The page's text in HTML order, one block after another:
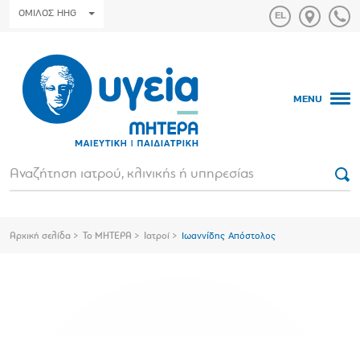
ΟΜΙΛΟΣ HHG
MENU
Αρχική σελίδα Το ΜΗΤΕΡΑ Ιατροί Ιωαννίδης Απόστολος